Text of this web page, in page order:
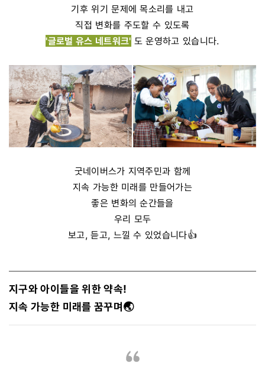
기후 위기 문제에 목소리를 내고
직접 변화를 주도할 수 있도록
'글로벌 유스 네트워크' 도 운영하고 있습니다.
굿네이버스가 지역주민과 함께
지속 가능한 미래를 만들어가는
좋은 변화의 순간들을
우리 모두
보고, 듣고, 느낄 수 있었습니다👍
지구와 아이들을 위한 약속!
지속 가능한 미래를 꿈꾸며🌏